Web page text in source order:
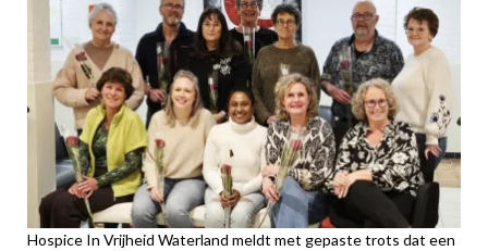
Hospice In Vrijheid Waterland meldt met gepaste trots dat een